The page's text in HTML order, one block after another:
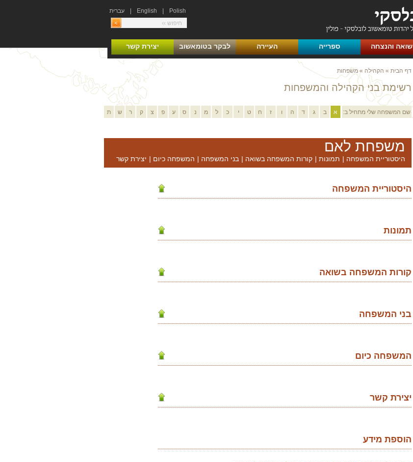
Polish
English עברית
שואה והנצחה ספרייה העיירה לבקר בטומאשוב יצירת קשר
דף הבית » הקהילה »משפחות
רשימת בני הקהילה והמשפחות
שם המשפחה שלי מתחיל ב: א ב ג ד ה ו ז ח ט י כ ל מ נ ס ע פ צ ק ר ש ת
משפחת לאם
היסטוריית המשפחה | תמונות | קורות המשפחה בשואה | בני המשפחה | המשפחה כיום | יצירת קשר
היסטוריית המשפחה
תמונות
קורות המשפחה בשואה
בני המשפחה
המשפחה כיום
יצירת קשר
הוספת מידע